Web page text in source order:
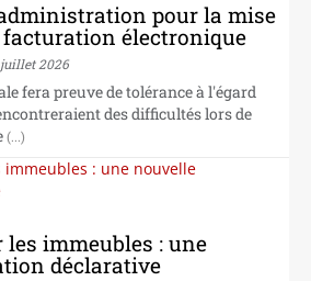
pour la mise
électronique
2026
fera preuve de tolérance à l'égard
des difficultés lors de
(...)
les immeubles : une
déclarative